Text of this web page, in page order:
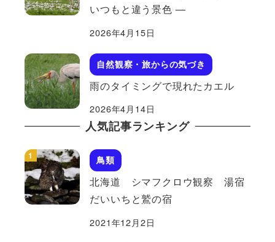
いつもと違う景色 ―
2026年4月15日
自然観察・旅からの気づき
雨のタイミングで現れたカエル
2026年4月14日
人気記事ランキング
鳥類
北海道 シマフクロウ観察 湯宿
だいいちと鷲の宿
2021年12月2日